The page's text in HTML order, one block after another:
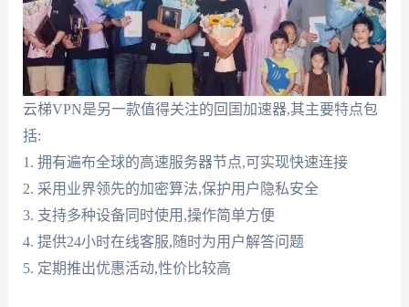
云梯VPN是另一款值得关注的回国加速器,其主要特点包
括:
1. 拥有遍布全球的高速服务器节点,可实现快速连接
2. 采用业界领先的加密算法,保护用户隐私安全
3. 支持多种设备同时使用,操作简单方便
4. 提供24小时在线客服,随时为用户解答问题
5. 定期推出优惠活动,性价比较高